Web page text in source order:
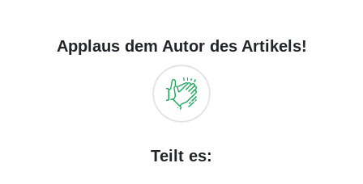
Applaus dem Autor des Artikels!
Teilt es: